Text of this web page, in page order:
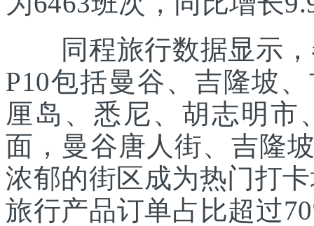
同程旅行数据显示，
P10包括曼谷、吉隆坡
厘岛、悉尼、胡志明市
面，曼谷唐人街、吉隆
浓郁的街区成为热门打
旅行产品订单占比超过